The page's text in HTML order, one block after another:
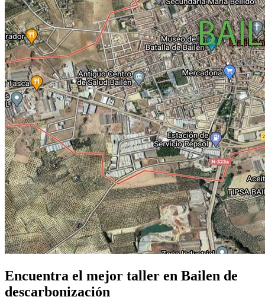
Encuentra el mejor taller en Bailen de
descarbonización